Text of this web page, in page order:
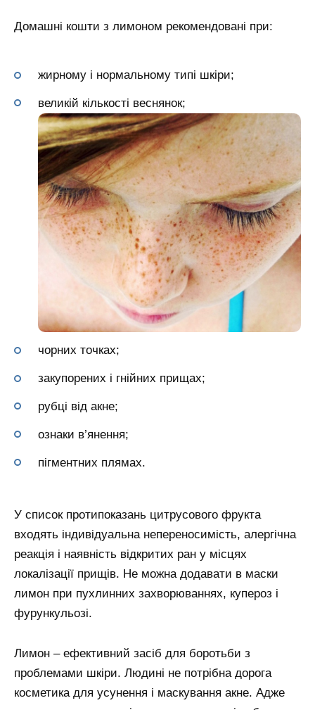
Домашні кошти з лимоном рекомендовані при:
жирному і нормальному типі шкіри;
великій кількості веснянок;
чорних точках;
закупорених і гнійних прищах;
рубці від акне;
ознаки в’янення;
пігментних плямах.
У список протипоказань цитрусового фрукта
входять індивідуальна непереносимість, алергічна
реакція і наявність відкритих ран у місцях
локалізації прищів. Не можна додавати в маски
лимон при пухлинних захворюваннях, купероз і
фурункульозі.
Лимон – ефективний засіб для боротьби з
проблемами шкіри. Людині не потрібна дорога
косметика для усунення і маскування акне. Адже